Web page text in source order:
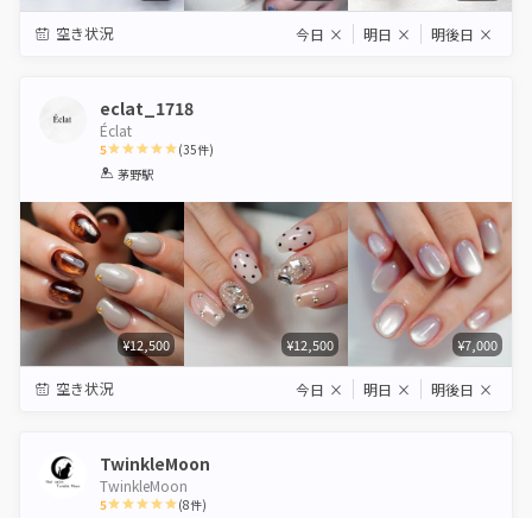
空き状況 今日 × 明日 × 明後日 ×
eclat_1718
Éclat
5
1 2 3 4
(35件)
茅野駅
¥12,500 ¥12,500 ¥7,000
空き状況 今日 × 明日 × 明後日 ×
TwinkleMoon
TwinkleMoon
5 (8件)